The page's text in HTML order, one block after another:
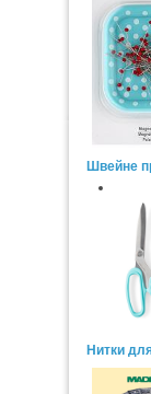
Швейне
Нитки